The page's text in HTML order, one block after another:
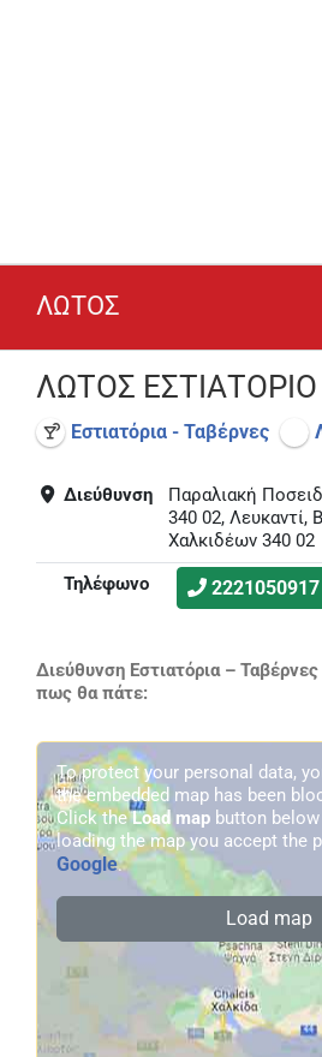
ΛΩΤΟΣ
ΛΩΤΟΣ
Εστιατόρια - Ταβέρνες
Διεύθυνση
Παραλιακή
340 02, Λευκαντί,
Χαλκιδέων 340 02
Τηλέφωνο
2221050917
Διεύθυνση Εστιατόρια –
πως θα πάτε:
To protect your personal data,
the embedded map has been
Click theLoad map button
loading the map you accept the
Google.
Load map